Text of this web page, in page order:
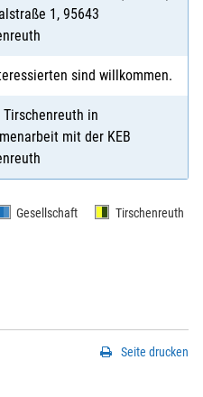
1, 95643
sind willkommen.
in
mit der KEB
Gesellschaft Tirschenreuth
Seite drucken